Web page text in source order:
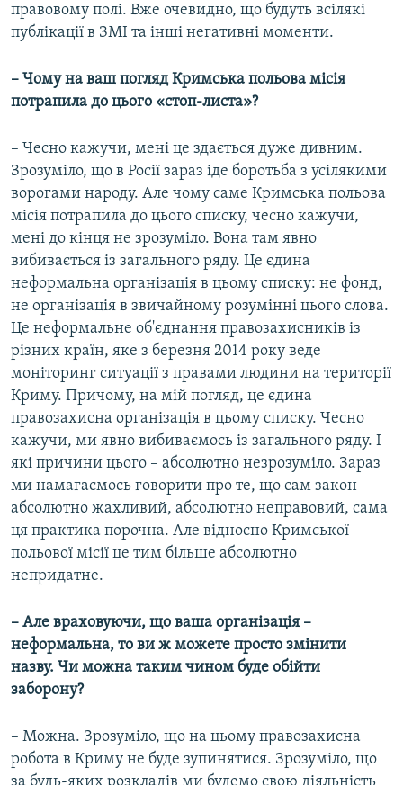
правовому полі. Вже очевидно, що будуть всілякі
публікації в ЗМІ та інші негативні моменти.
– Чому на ваш погляд Кримська польова місія
потрапила до цього «стоп-листа»?
– Чесно кажучи, мені це здається дуже дивним.
Зрозуміло, що в Росії зараз іде боротьба з усілякими
ворогами народу. Але чому саме Кримська польова
місія потрапила до цього списку, чесно кажучи,
мені до кінця не зрозуміло. Вона там явно
вибивається із загального ряду. Це єдина
неформальна організація в цьому списку: не фонд,
не організація в звичайному розумінні цього слова.
Це неформальне об'єднання правозахисників із
різних країн, яке з березня 2014 року веде
моніторинг ситуації з правами людини на території
Криму. Причому, на мій погляд, це єдина
правозахисна організація в цьому списку. Чесно
кажучи, ми явно вибиваємось із загального ряду. І
які причини цього – абсолютно незрозуміло. Зараз
ми намагаємось говорити про те, що сам закон
абсолютно жахливий, абсолютно неправовий, сама
ця практика порочна. Але відносно Кримської
польової місії це тим більше абсолютно
непридатне.
– Але враховуючи, що ваша організація –
неформальна, то ви ж можете просто змінити
назву. Чи можна таким чином буде обійти
заборону?
– Можна. Зрозуміло, що на цьому правозахисна
робота в Криму не буде зупинятися. Зрозуміло, що